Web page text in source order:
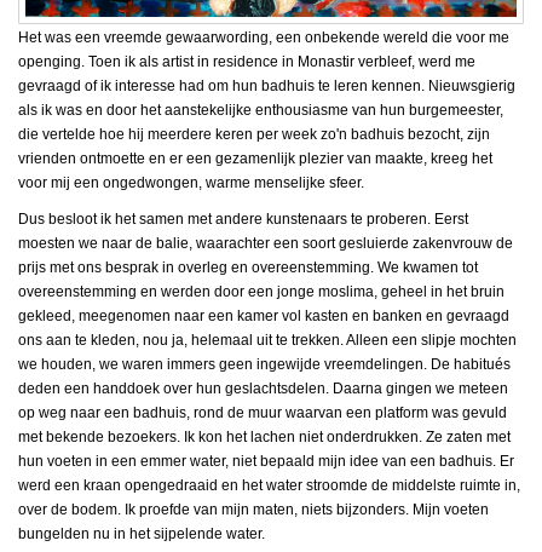
Het was een vreemde gewaarwording, een onbekende wereld die voor me
openging. Toen ik als artist in residence in Monastir verbleef, werd me
gevraagd of ik interesse had om hun badhuis te leren kennen. Nieuwsgierig
als ik was en door het aanstekelijke enthousiasme van hun burgemeester,
die vertelde hoe hij meerdere keren per week zo'n badhuis bezocht, zijn
vrienden ontmoette en er een gezamenlijk plezier van maakte, kreeg het
voor mij een ongedwongen, warme menselijke sfeer.
Dus besloot ik het samen met andere kunstenaars te proberen. Eerst
moesten we naar de balie, waarachter een soort gesluierde zakenvrouw de
prijs met ons besprak in overleg en overeenstemming. We kwamen tot
overeenstemming en werden door een jonge moslima, geheel in het bruin
gekleed, meegenomen naar een kamer vol kasten en banken en gevraagd
ons aan te kleden, nou ja, helemaal uit te trekken. Alleen een slipje mochten
we houden, we waren immers geen ingewijde vreemdelingen. De habitués
deden een handdoek over hun geslachtsdelen. Daarna gingen we meteen
op weg naar een badhuis, rond de muur waarvan een platform was gevuld
met bekende bezoekers. Ik kon het lachen niet onderdrukken. Ze zaten met
hun voeten in een emmer water, niet bepaald mijn idee van een badhuis. Er
werd een kraan opengedraaid en het water stroomde de middelste ruimte in,
over de bodem. Ik proefde van mijn maten, niets bijzonders. Mijn voeten
bungelden nu in het sijpelende water.